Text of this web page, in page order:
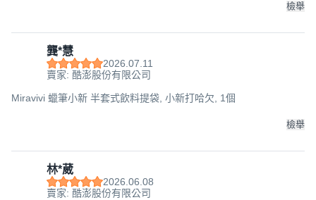
檢舉
龔*慧
2026.07.11
賣家: 酷澎股份有限公司
Miravivi 蠟筆小新 半套式飲料提袋, 小新打哈欠, 1個
檢舉
林*葳
2026.06.08
賣家: 酷澎股份有限公司